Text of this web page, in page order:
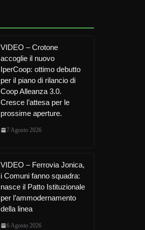
VIDEO – Crotone
accoglie il nuovo
IperCoop: ottimo debutto
per il piano di rilancio di
Coop Alleanza 3.0.
Cresce l’attesa per le
prossime aperture.
7 Agosto 2026
VIDEO – Ferrovia Jonica,
i Comuni fanno squadra:
nasce il Patto Istituzionale
per l’ammodernamento
della linea
6 Agosto 2026